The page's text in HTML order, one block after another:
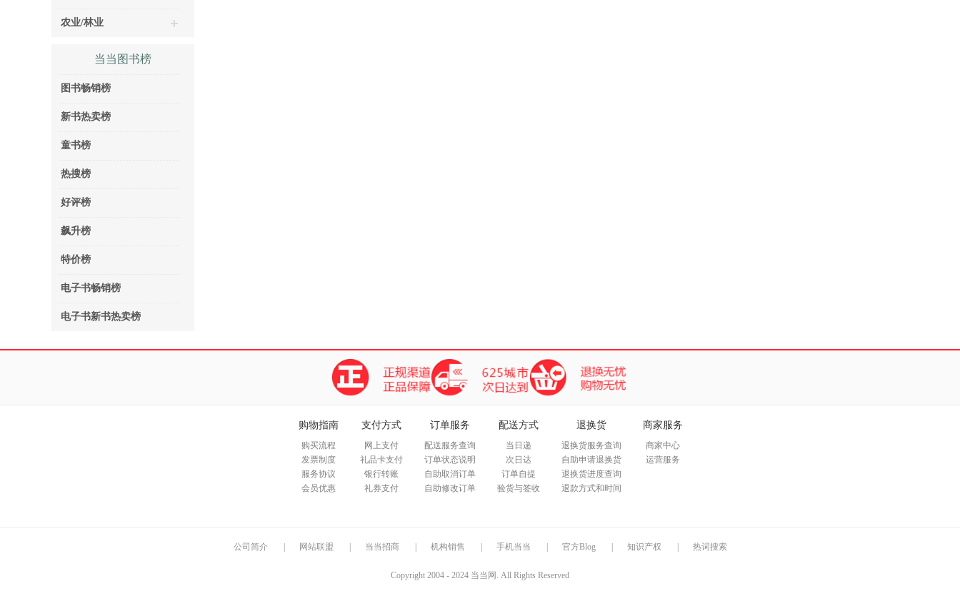
农业/林业
当当图书榜
图书畅销榜
新书热卖榜
童书榜
热搜榜
好评榜
飙升榜
特价榜
电子书畅销榜
电子书新书热卖榜
购物指南
购买流程
发票制度
服务协议
会员优惠
支付方式
网上支付
礼品卡支付
银行转账
礼券支付
订单服务
配送服务查询
订单状态说明
自助取消订单
自助修改订单
配送方式
当日递
次日达
订单自提
验货与签收
退换货
退换货服务查询
自助申请退换货
退换货进度查询
退款方式和时间
商家服务
商家中心
运营服务
公司简介 网站联盟 当当招商 机构销售 手机当当 官方Blog 知识产权 热词搜索
Copyright 2004 - 2024 当当网. All Rights Reserved